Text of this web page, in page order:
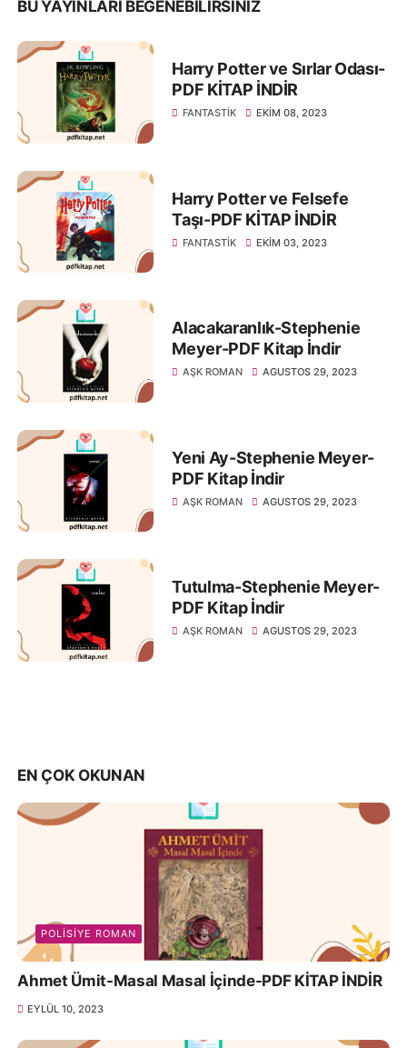
BU YAYINLARI BEĞENEBILIRSINIZ
Harry Potter ve Sırlar Odası-
PDF KİTAP İNDİR
FANTASTIK EKIM 08, 2023
Harry Potter ve Felsefe
Taşı-PDF KİTAP İNDİR
FANTASTIK EKIM 03, 2023
Alacakaranlık-Stephenie
Meyer-PDF Kitap İndir
AŞK ROMAN AGUSTOS 29, 2023
Yeni Ay-Stephenie Meyer-
PDF Kitap İndir
AŞK ROMAN AGUSTOS 29, 2023
Tutulma-Stephenie Meyer-
PDF Kitap İndir
AŞK ROMAN AGUSTOS 29, 2023
EN ÇOK OKUNAN
POLISIYE ROMAN
Ahmet Ümit-Masal Masal İçinde-PDF KİTAP İNDİR
EYLÜL 10, 2023